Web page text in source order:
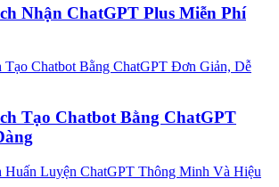
Nhận ChatGPT Plus Miễn Phí
Tạo Chatbot Bằng ChatGPT